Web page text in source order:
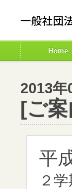
2013年
[ご
平
２